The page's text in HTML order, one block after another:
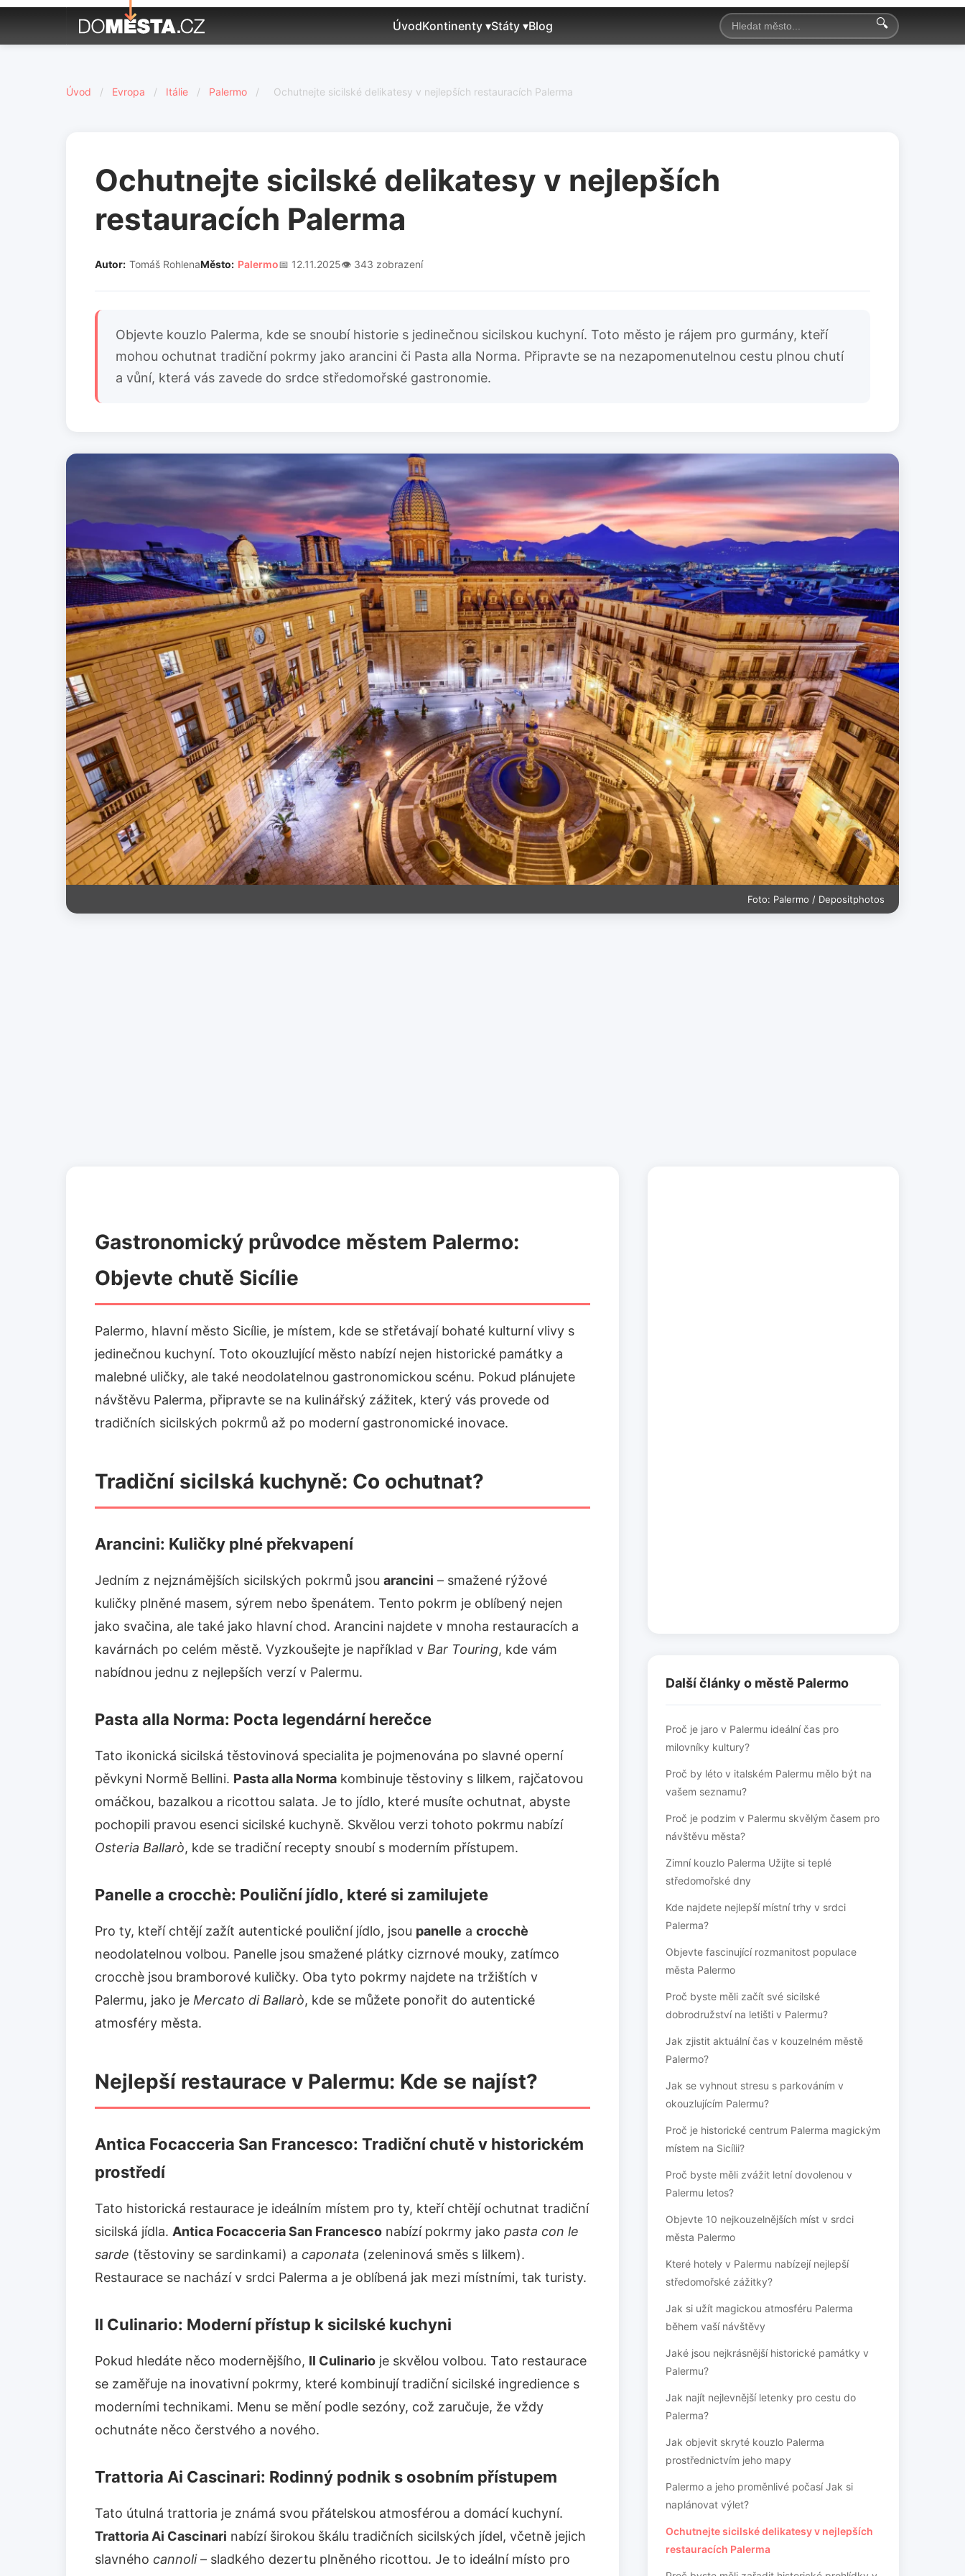
ÚvodKontinenty ▾Státy ▾Blog 🔍
Úvod / Evropa / Itálie / Palermo / Ochutnejte sicilské delikatesy v nejlepších restauracích Palerma
Ochutnejte sicilské delikatesy v nejlepších
restauracích Palerma
Autor: Tomáš RohlenaMěsto: Palermo📅 12.11.2025👁️ 343 zobrazení
Objevte kouzlo Palerma, kde se snoubí historie s jedinečnou sicilskou kuchyní. Toto město je rájem pro gurmány, kteří
mohou ochutnat tradiční pokrmy jako arancini či Pasta alla Norma. Připravte se na nezapomenutelnou cestu plnou chutí
a vůní, která vás zavede do srdce středomořské gastronomie.
Foto: Palermo / Depositphotos
Gastronomický průvodce městem Palermo:
Objevte chutě Sicílie
Palermo, hlavní město Sicílie, je místem, kde se střetávají bohaté kulturní vlivy s
jedinečnou kuchyní. Toto okouzlující město nabízí nejen historické památky a
malebné uličky, ale také neodolatelnou gastronomickou scénu. Pokud plánujete
návštěvu Palerma, připravte se na kulinářský zážitek, který vás provede od
tradičních sicilských pokrmů až po moderní gastronomické inovace.
Tradiční sicilská kuchyně: Co ochutnat?
Arancini: Kuličky plné překvapení
Jedním z nejznámějších sicilských pokrmů jsou arancini – smažené rýžové
kuličky plněné masem, sýrem nebo špenátem. Tento pokrm je oblíbený nejen
jako svačina, ale také jako hlavní chod. Arancini najdete v mnoha restauracích a
kavárnách po celém městě. Vyzkoušejte je například v Bar Touring, kde vám
nabídnou jednu z nejlepších verzí v Palermu.
Pasta alla Norma: Pocta legendární herečce
Tato ikonická sicilská těstovinová specialita je pojmenována po slavné operní
pěvkyni Normě Bellini. Pasta alla Norma kombinuje těstoviny s lilkem, rajčatovou
omáčkou, bazalkou a ricottou salata. Je to jídlo, které musíte ochutnat, abyste
pochopili pravou esenci sicilské kuchyně. Skvělou verzi tohoto pokrmu nabízí
Osteria Ballarò, kde se tradiční recepty snoubí s moderním přístupem.
Panelle a crocchè: Pouliční jídlo, které si zamilujete
Pro ty, kteří chtějí zažít autentické pouliční jídlo, jsou panelle a crocchè
neodolatelnou volbou. Panelle jsou smažené plátky cizrnové mouky, zatímco
crocchè jsou bramborové kuličky. Oba tyto pokrmy najdete na tržištích v
Palermu, jako je Mercato di Ballarò, kde se můžete ponořit do autentické
atmosféry města.
Nejlepší restaurace v Palermu: Kde se najíst?
Antica Focacceria San Francesco: Tradiční chutě v historickém
prostředí
Tato historická restaurace je ideálním místem pro ty, kteří chtějí ochutnat tradiční
sicilská jídla. Antica Focacceria San Francesco nabízí pokrmy jako pasta con le
sarde (těstoviny se sardinkami) a caponata (zeleninová směs s lilkem).
Restaurace se nachází v srdci Palerma a je oblíbená jak mezi místními, tak turisty.
Il Culinario: Moderní přístup k sicilské kuchyni
Pokud hledáte něco modernějšího, Il Culinario je skvělou volbou. Tato restaurace
se zaměřuje na inovativní pokrmy, které kombinují tradiční sicilské ingredience s
moderními technikami. Menu se mění podle sezóny, což zaručuje, že vždy
ochutnáte něco čerstvého a nového.
Trattoria Ai Cascinari: Rodinný podnik s osobním přístupem
Tato útulná trattoria je známá svou přátelskou atmosférou a domácí kuchyní.
Trattoria Ai Cascinari nabízí širokou škálu tradičních sicilských jídel, včetně jejich
slavného cannoli– sladkého dezertu plněného ricottou. Je to ideální místo pro
Další články o městě Palermo
Proč je jaro v Palermu ideální čas pro
milovníky kultury?
Proč by léto v italském Palermu mělo být na
vašem seznamu?
Proč je podzim v Palermu skvělým časem pro
návštěvu města?
Zimní kouzlo Palerma Užijte si teplé
středomořské dny
Kde najdete nejlepší místní trhy v srdci
Palerma?
Objevte fascinující rozmanitost populace
města Palermo
Proč byste měli začít své sicilské
dobrodružství na letišti v Palermu?
Jak zjistit aktuální čas v kouzelném městě
Palermo?
Jak se vyhnout stresu s parkováním v
okouzlujícím Palermu?
Proč je historické centrum Palerma magickým
místem na Sicílii?
Proč byste měli zvážit letní dovolenou v
Palermu letos?
Objevte 10 nejkouzelnějších míst v srdci
města Palermo
Které hotely v Palermu nabízejí nejlepší
středomořské zážitky?
Jak si užít magickou atmosféru Palerma
během vaší návštěvy
Jaké jsou nejkrásnější historické památky v
Palermu?
Jak najít nejlevnější letenky pro cestu do
Palerma?
Jak objevit skryté kouzlo Palerma
prostřednictvím jeho mapy
Palermo a jeho proměnlivé počasí Jak si
naplánovat výlet?
Ochutnejte sicilské delikatesy v nejlepších
restauracích Palerma